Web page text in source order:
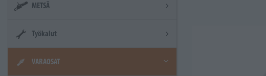
METSÄ
Työkalut
VARAOSAT